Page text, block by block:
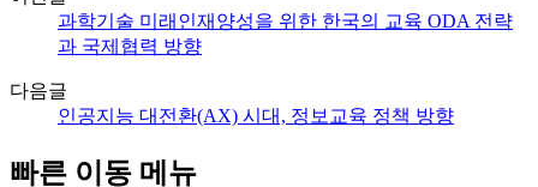
과학기술 미래인재양성을 위한 한국의 교육 ODA 전략
과 국제협력 방향
다음글
인공지능 대전환(AX) 시대, 정보교육 정책 방향
빠른 이동 메뉴